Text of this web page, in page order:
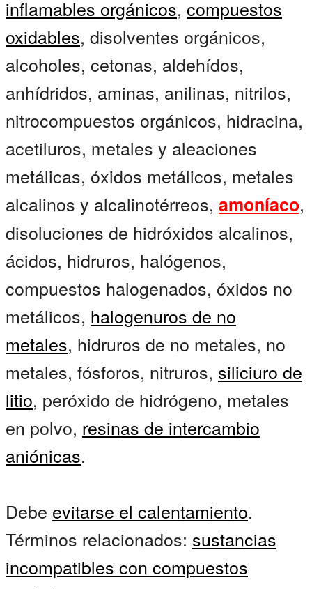
inflamables orgánicos, compuestos
oxidables, disolventes orgánicos,
alcoholes, cetonas, aldehídos,
anhídridos, aminas, anilinas, nitrilos,
nitrocompuestos orgánicos, hidracina,
acetiluros, metales y aleaciones
metálicas, óxidos metálicos, metales
alcalinos y alcalinotérreos, amoníaco,
disoluciones de hidróxidos alcalinos,
ácidos, hidruros, halógenos,
compuestos halogenados, óxidos no
metálicos, halogenuros de no
metales, hidruros de no metales, no
metales, fósforos, nitruros, siliciuro de
litio, peróxido de hidrógeno, metales
en polvo, resinas de intercambio
aniónicas.
Debe evitarse el calentamiento.
Términos relacionados: sustancias
incompatibles con compuestos